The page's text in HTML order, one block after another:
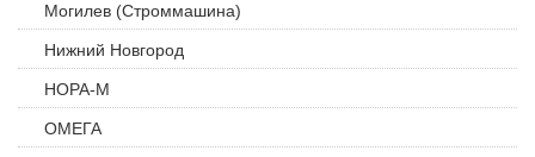
Могилев (Строммашина)
Нижний Новгород
НОРА-М
ОМЕГА